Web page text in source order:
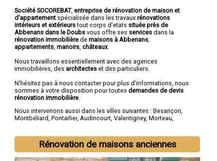
Société SOCOREBAT, entreprise de rénovation de maison et
d'appartement spécialisée dans les travaux rénovations
intérieurs et extérieurstout corps d'etats située près de
Abbenans dans le Doubs vous offre ses services dans la
rénovation immobilière de maisons à Abbenans
appartements manoirs châteaux.
Nous travaillons essentiellement avec des agences
immobilières, des architectes et des particuliers.
N'hésitez pas à nous contacter pour plus d'informations, nous
sommes à votre disposition pour toutes demandes de devis
rénovation immobilière
Nous intervenons aussi dans les villes suivantes : Besançon,
Montbéliard, Pontarlier, Audincourt, Valentigney, Morteau,
Rénovation de maisons anciennes